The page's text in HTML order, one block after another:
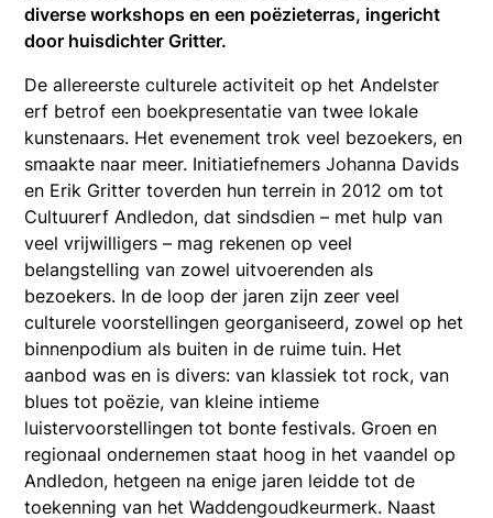
diverse workshops en een poëzieterras, ingericht
door huisdichter Gritter.
De allereerste culturele activiteit op het Andelster
erf betrof een boekpresentatie van twee lokale
kunstenaars. Het evenement trok veel bezoekers, en
smaakte naar meer. Initiatiefnemers Johanna Davids
en Erik Gritter toverden hun terrein in 2012 om tot
Cultuurerf Andledon, dat sindsdien – met hulp van
veel vrijwilligers – mag rekenen op veel
belangstelling van zowel uitvoerenden als
bezoekers. In de loop der jaren zijn zeer veel
culturele voorstellingen georganiseerd, zowel op het
binnenpodium als buiten in de ruime tuin. Het
aanbod was en is divers: van klassiek tot rock, van
blues tot poëzie, van kleine intieme
luistervoorstellingen tot bonte festivals. Groen en
regionaal ondernemen staat hoog in het vaandel op
Andledon, hetgeen na enige jaren leidde tot de
toekenning van het Waddengoudkeurmerk. Naast